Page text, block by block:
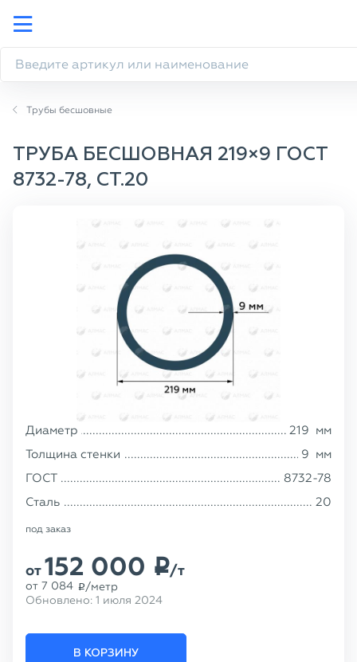
Трубы бесшовные
ТРУБА БЕСШОВНАЯ 219×9 ГОСТ
8732-78, СТ.20
Диаметр 219 мм
Толщина стенки
9 мм
ГОСТ
8732-78
Сталь
20
под заказ
от152 000 p/т
от 7 084 p /метр
Обновлено: 1 июля 2024
В КОРЗИНУ